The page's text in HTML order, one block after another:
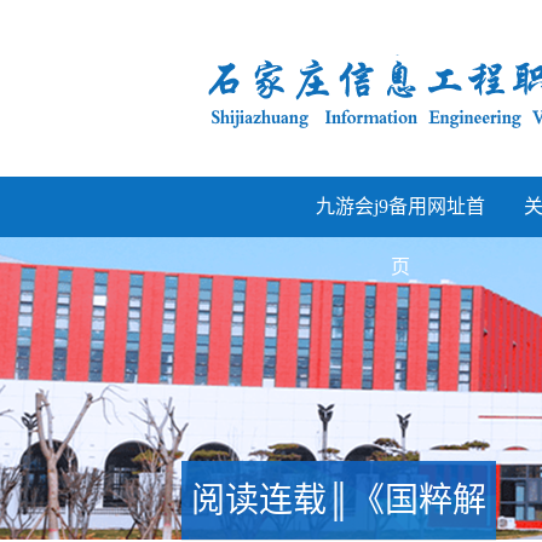
九游会j9备用网址首
页
阅读连载║《国粹解